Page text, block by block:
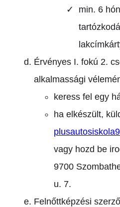
min. 6
Érvényes I. fokú 2.
alkalmassági
keress fel egy
ha elkészült,
vagy hozd be
9700
u. 7.
Felnőttképzési